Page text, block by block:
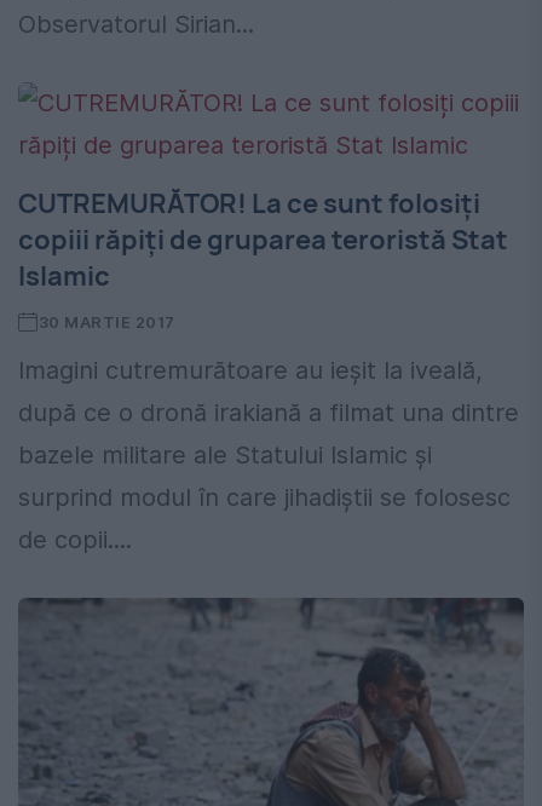
Observatorul Sirian...
CUTREMURĂTOR! La ce sunt folosiți
copiii răpiți de gruparea teroristă Stat
Islamic
30 MARTIE 2017
Imagini cutremurătoare au ieșit la iveală,
după ce o dronă irakiană a filmat una dintre
bazele militare ale Statului Islamic și
surprind modul în care jihadiștii se folosesc
de copii....